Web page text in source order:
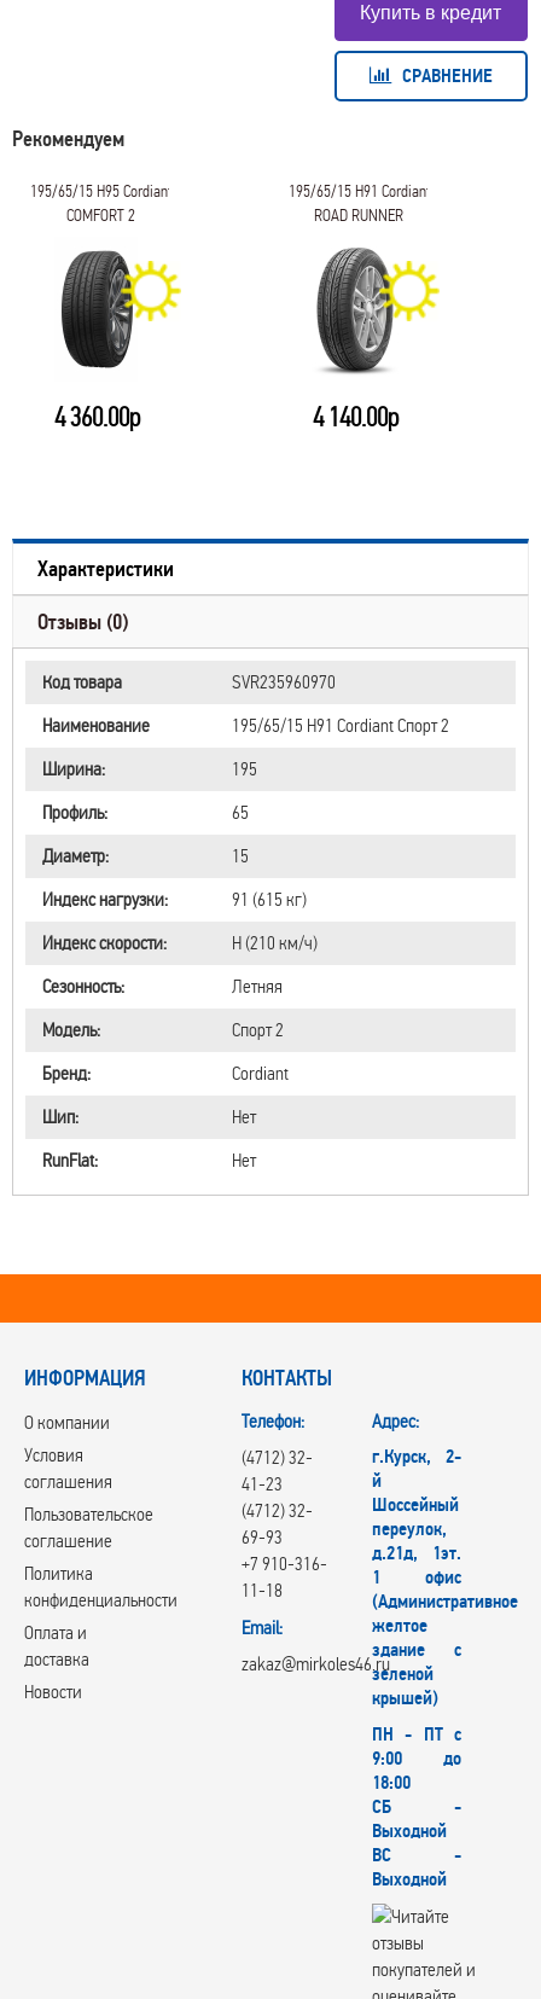
СРАВНЕНИЕ
Рекомендуем
195/65/15 H95 Cordiant
COMFORT 2
4 360.00р
195/65/15 H91 Cordiant
ROAD RUNNER
4 140.00р
Характеристики
Отзывы (0)
Код товара
SVR235960970
Наименование
195/65/15 H91 Cordiant Спорт 2
Ширина:
195
Профиль:
65
Диаметр:
15
Индекс нагрузки:
91 (615 кг)
Индекс скорости:
H (210 км/ч)
Сезонность:
Летняя
Модель:
Спорт 2
Бренд:
Cordiant
Шип:
Нет
RunFlat:
Нет
ИНФОРМАЦИЯ
О компании
Условия
соглашения
Пользовательское
соглашение
Политика
конфиденциальности
Оплата и
доставка
Новости
КОНТАКТЫ
Телефон:
(4712) 32-
41-23
(4712) 32-
69-93
+7 910-316-
11-18
Email:
zakaz@mirkoles46.ru
Адрес:
г.Курск, 2-
й
Шоссейный
переулок,
д.21д, 1эт.
1 офис
(Административное
желтое
здание с
зеленой
крышей)
ПН - ПТ с
9:00 до
18:00
СБ -
Выходной
ВС -
Выходной